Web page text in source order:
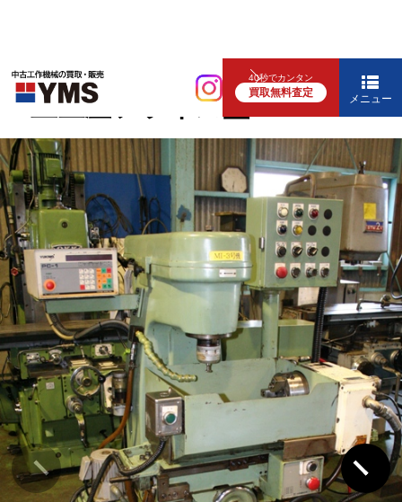
40秒でカンタン
買取無料査定 メニュー
汎用フライス盤
#0立生産フライス盤